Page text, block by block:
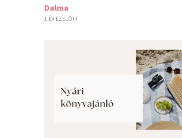
Dalma
1 ÉV EZELŐTT